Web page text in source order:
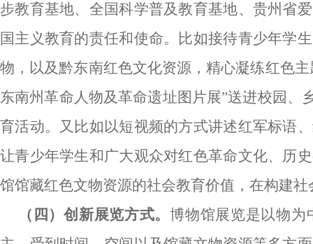
步教育基地、全国科学普及教育基地、贵州省
国主义教育的责任和使命。比如接待青少年学
物，以及黔东南红色文化资源，精心凝练红色
东南州革命人物及革命遗址图片展”送进校园、
育活动。又比如以短视频的方式讲述红军标语
让青少年学生和广大观众对红色革命文化、历
馆馆藏红色文物资源的社会教育价值，在构建
（四）创新展览方式。博物馆展览是以物为